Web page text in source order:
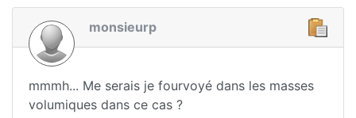
monsieurp
mmmh... Me serais je fourvoyé dans les masses
volumiques dans ce cas ?